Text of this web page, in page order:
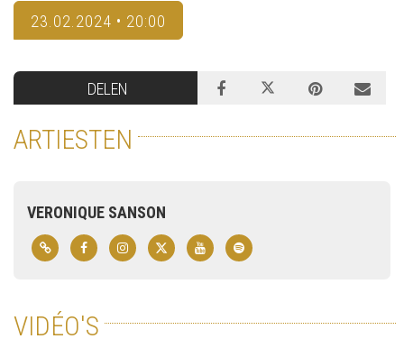
23.02.2024 • 20:00
DELEN
ARTIESTEN
VERONIQUE SANSON
VIDÉO'S